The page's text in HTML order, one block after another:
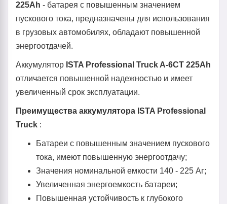
225Аh - батарея с повышенным значением
пускового тока, предназначены для использования
в грузовых автомобилях, обладают повышенной
энергоотдачей.
Аккумулятор ISTA Professional Truck A-6СТ 225Аh
отличается повышенной надежностью и имеет
увеличенный срок эксплуатации.
Преимущества aккумулятора ISTA Professional
Truck :
Батареи с повышенным значением пускового
тока, имеют повышенную энергоотдачу;
Значения номинальной емкости 140 - 225 Аг;
Увеличенная энергоемкость батареи;
Повышенная устойчивость к глубокого